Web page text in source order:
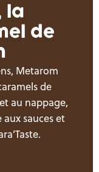
la
de
Metarom
de
au nappage,
aux sauces et